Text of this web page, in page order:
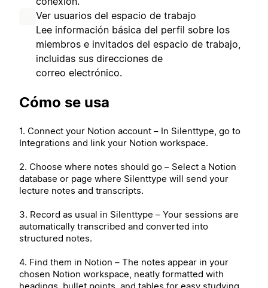
Ver usuarios del espacio de trabajo
Lee información básica del perfil sobre los
miembros e invitados del espacio de trabajo,
incluidas sus direcciones de
correo electrónico.
Cómo se usa
1. Connect your Notion account – In Silenttype, go to
Integrations and link your Notion workspace.
2. Choose where notes should go – Select a Notion
database or page where Silenttype will send your
lecture notes and transcripts.
3. Record as usual in Silenttype – Your sessions are
automatically transcribed and converted into
structured notes.
4. Find them in Notion – The notes appear in your
chosen Notion workspace, neatly formatted with
headings, bullet points, and tables for easy studying